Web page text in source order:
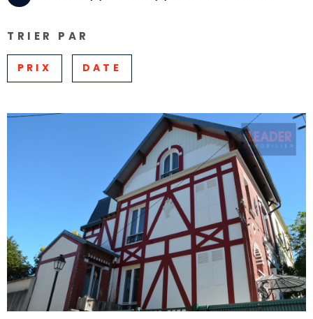
TRIER PAR
PRIX DATE
VOIR LE BIEN
CRITÈRES SUPPLÉMENTAIRES
Piscine
Parking
Terrasse